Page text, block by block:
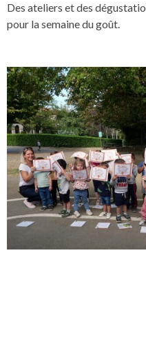
Des ateliers et des
pour la semaine du goût.